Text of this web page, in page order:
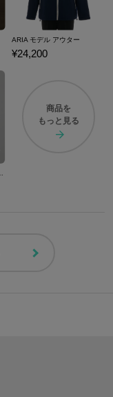
ARIA モデル アウター
¥24,200
商品を
もっと見る